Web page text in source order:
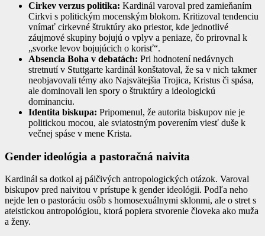
Cirkev verzus politika: Kardinál varoval pred zamieňaním
Cirkvi s politickým mocenským blokom. Kritizoval tendenciu
vnímať cirkevné štruktúry ako priestor, kde jednotlivé
záujmové skupiny bojujú o vplyv a peniaze, čo prirovnal k
„svorke levov bojujúcich o korisť“.
Absencia Boha v debatách: Pri hodnotení nedávnych
stretnutí v Stuttgarte kardinál konštatoval, že sa v nich takmer
neobjavovali témy ako Najsvätejšia Trojica, Kristus či spása,
ale dominovali len spory o štruktúry a ideologickú
dominanciu.
Identita biskupa: Pripomenul, že autorita biskupov nie je
politickou mocou, ale sviatostným poverením viesť duše k
večnej spáse v mene Krista.
Gender ideológia a pastoračná naivita
Kardinál sa dotkol aj pálčivých antropologických otázok. Varoval
biskupov pred naivitou v prístupe k gender ideológii. Podľa neho
nejde len o pastoráciu osôb s homosexuálnymi sklonmi, ale o stret s
ateistickou antropológiou, ktorá popiera stvorenie človeka ako muža
a ženy.